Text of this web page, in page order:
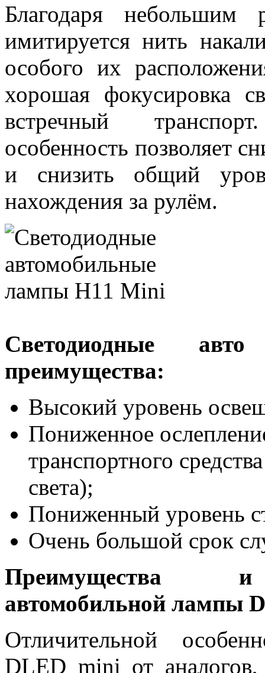
Благодаря небольшим
имитируется нить
особого их
хорошая фокусировка
встречный
особенность позволяет
и снизить общий
нахождения за рулём.
Светодиодные
преимущества:
Высокий уровень
Пониженное
транспортного
света);
Пониженный уровень
Очень большой срок
Преимущества и
автомобильной лампы
Отличительной
DLED mini от